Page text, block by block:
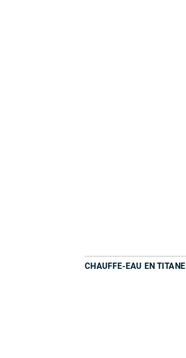
CHAUFFE-EAU EN TITANE